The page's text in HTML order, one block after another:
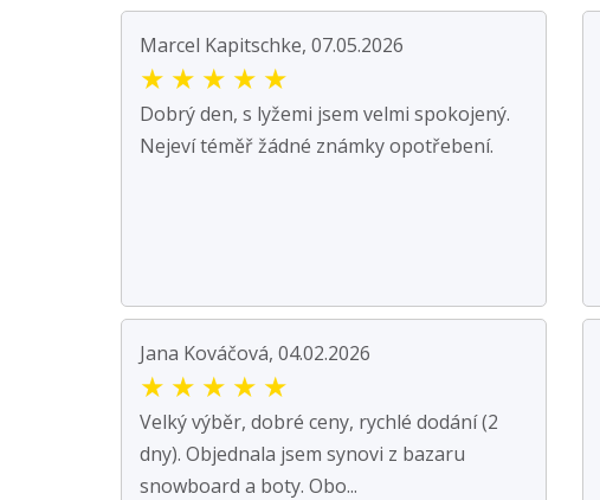
Marcel Kapitschke, 07.05.2026
★ ★ ★ ★ ★
Dobrý den, s lyžemi jsem velmi spokojený.
Nejeví téměř žádné známky opotřebení.
Jana Kováčová, 04.02.2026
★ ★ ★ ★ ★
Velký výběr, dobré ceny, rychlé dodání (2
dny). Objednala jsem synovi z bazaru
snowboard a boty. Obo...